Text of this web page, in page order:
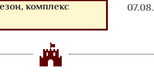
комплекс
